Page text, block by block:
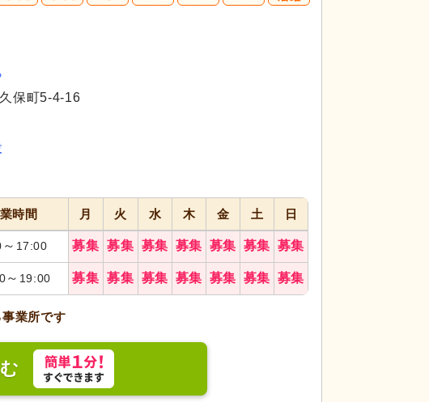
保町5-4-16
時間 月 火 水 木 金 土 日
～ 17:00 募集 募集 募集 募集 募集 募集 募集
～ 19:00 募集 募集 募集 募集 募集 募集 募集
業所です